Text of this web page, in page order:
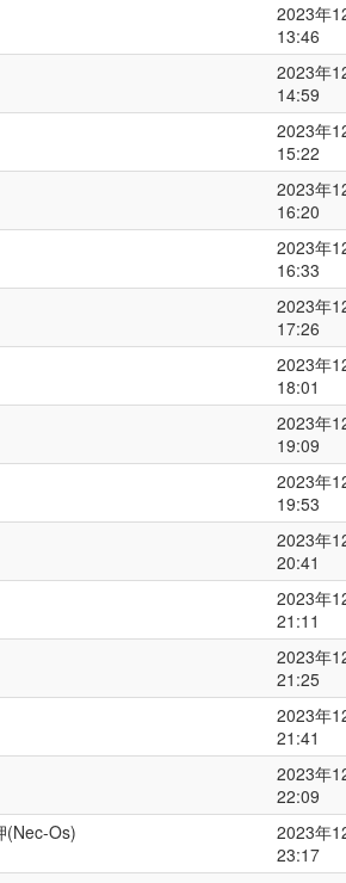
2023年
13:46
2023年
14:59
2023年
15:22
2023年
16:20
2023年
16:33
2023年
17:26
2023年
18:01
2023年
19:09
2023年
19:53
2023年
20:41
2023年
21:11
2023年
21:25
2023年
21:41
2023年
22:09
(Nec-Os)
2023年
23:17